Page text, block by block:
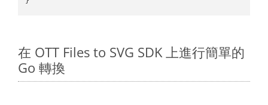
在 OTT Files to SVG SDK 上進行簡單的
Go 轉換